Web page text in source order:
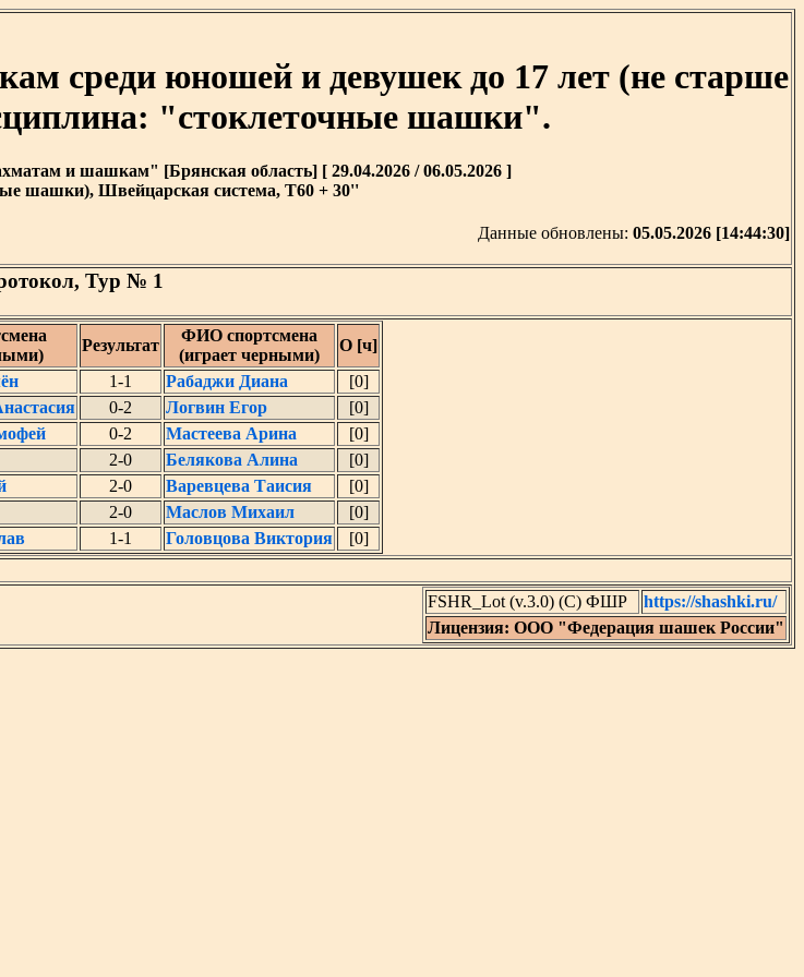
среди юношей и девушек до 17 лет (не старше
"стоклеточные шашки".
и шашкам" [Брянская область] [ 29.04.2026 / 06.05.2026 ]
шашки), Швейцарская система, T60 + 30''
Данные обновлены: 05.05.2026 [14:44:30]
Тур № 1
Результат
ФИО спортсмена
(играет черными)
О [ч]
1-1 Рабаджи Диана
[0]
0-2 Логвин Егор
[0]
0-2 Мастеева Арина
[0]
2-0 Белякова Алина
[0]
2-0 Варевцева Таисия
[0]
2-0 Маслов Михаил
[0]
1-1 Головцова Виктория
[0]
FSHR_Lot (v.3.0) (C) ФШР
https://shashki.ru/
Лицензия: ООО "Федерация шашек России"